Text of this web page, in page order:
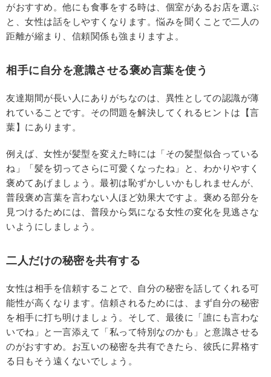
がおすすめ。他にも食事をする時は、個室があるお店を選ぶ
と、女性は話をしやすくなります。悩みを聞くことで二人の
距離が縮まり、信頼関係も強まりますよ。
相手に自分を意識させる褒め言葉を使う
友達期間が長い人にありがちなのは、異性としての認識が薄
れていることです。その問題を解決してくれるヒントは【言
葉】にあります。
例えば、女性が髪型を変えた時には「その髪型似合っている
ね」「髪を切ってさらに可愛くなったね」と、わかりやすく
褒めてあげましょう。最初は恥ずかしいかもしれませんが、
普段褒め言葉を言わない人ほど効果大ですよ。褒める部分を
見つけるためには、普段から気になる女性の変化を見逃さな
いようにしましょう。
二人だけの秘密を共有する
女性は相手を信頼することで、自分の秘密を話してくれる可
能性が高くなります。信頼されるためには、まず自分の秘密
を相手に打ち明けましょう。そして、最後に「誰にも言わな
いでね」と一言添えて「私って特別なのかも」と意識させる
のがおすすめ。お互いの秘密を共有できたら、彼氏に昇格す
る日もそう遠くないでしょう。